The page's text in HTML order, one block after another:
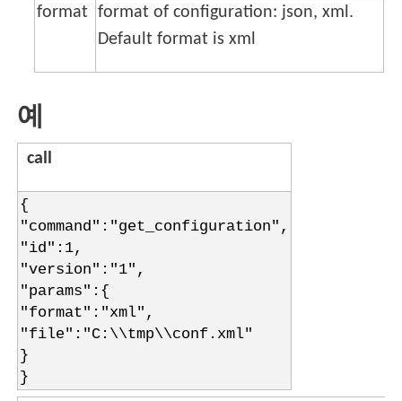
format format of configuration: json, xml.
Default format is xml
예
call
{
"command":"get_configuration",
"id":1,
"version":"1",
"params":{
"format":"xml",
"file":"C:\\tmp\\conf.xml"
}
}